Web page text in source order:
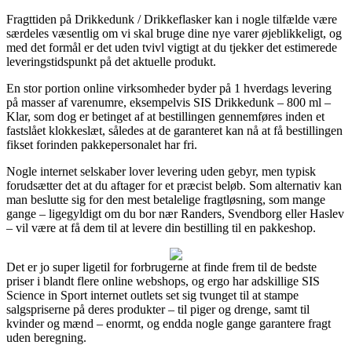
Fragttiden på Drikkedunk / Drikkeflasker kan i nogle tilfælde være
særdeles væsentlig om vi skal bruge dine nye varer øjeblikkeligt, og
med det formål er det uden tvivl vigtigt at du tjekker det estimerede
leveringstidspunkt på det aktuelle produkt.
En stor portion online virksomheder byder på 1 hverdags levering
på masser af varenumre, eksempelvis SIS Drikkedunk – 800 ml –
Klar, som dog er betinget af at bestillingen gennemføres inden et
fastslået klokkeslæt, således at de garanteret kan nå at få bestillingen
fikset forinden pakkepersonalet har fri.
Nogle internet selskaber lover levering uden gebyr, men typisk
forudsætter det at du aftager for et præcist beløb. Som alternativ kan
man beslutte sig for den mest betalelige fragtløsning, som mange
gange – ligegyldigt om du bor nær Randers, Svendborg eller Haslev
– vil være at få dem til at levere din bestilling til en pakkeshop.
Det er jo super ligetil for forbrugerne at finde frem til de bedste
priser i blandt flere online webshops, og ergo har adskillige SIS
Science in Sport internet outlets set sig tvunget til at stampe
salgspriserne på deres produkter – til piger og drenge, samt til
kvinder og mænd – enormt, og endda nogle gange garantere fragt
uden beregning.